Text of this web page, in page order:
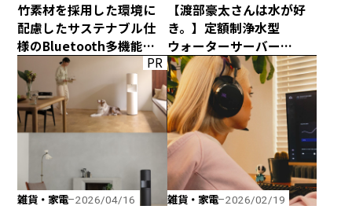
竹素材を採用した環境に
配慮したサステナブル仕
様のBluetooth多機能ス
ピーカー「Get Together
Go」が新登場！
【渡部豪太さんは水が好
き。】定額制浄水型
ウォーターサーバー
every frecious tallを
使ってみた
PR
雑貨・家電 2026/04/16 雑貨・家電 2026/02/19